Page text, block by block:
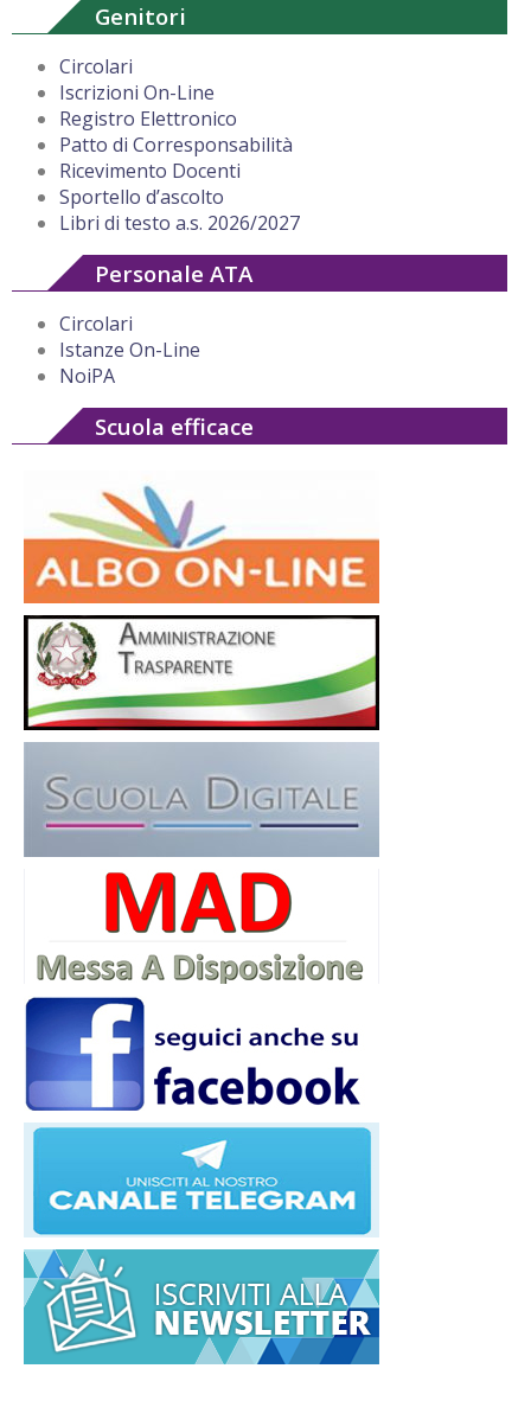
Genitori
Circolari
Iscrizioni On-Line
Registro Elettronico
Patto di Corresponsabilità
Ricevimento Docenti
Sportello d’ascolto
Libri di testo a.s. 2026/2027
Personale ATA
Circolari
Istanze On-Line
NoiPA
Scuola efficace